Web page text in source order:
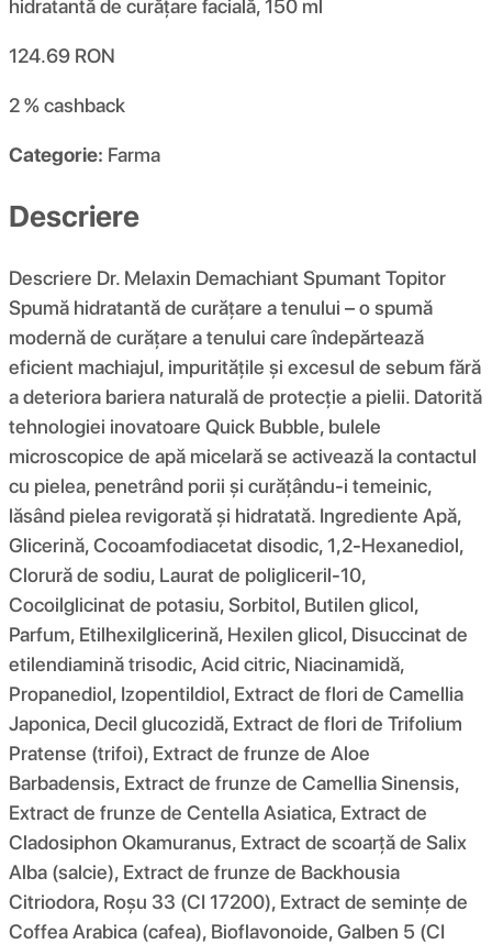
124.69 RON
2 %cashback
Categorie: Farma
Descriere
Descriere Dr. Melaxin Demachiant Spumant Topitor
Spumă hidratantă de curățare a tenului – o spumă
modernă de curățare a tenului care îndepărtează
eficient machiajul, impuritățile și excesul de sebum fără
a deteriora bariera naturală de protecție a pielii. Datorită
tehnologiei inovatoare Quick Bubble, bulele
microscopice de apă micelară se activează la contactul
cu pielea, penetrând porii și curățându-i temeinic,
lăsând pielea revigorată și hidratată. Ingrediente Apă,
Glicerină, Cocoamfodiacetat disodic, 1,2-Hexanediol,
Clorură de sodiu, Laurat de poligliceril-10,
Cocoilglicinat de potasiu, Sorbitol, Butilen glicol,
Parfum, Etilhexilglicerină, Hexilen glicol, Disuccinat de
etilendiamină trisodic, Acid citric, Niacinamidă,
Propanediol, Izopentildiol, Extract de flori de Camellia
Japonica, Decil glucozidă, Extract de flori de Trifolium
Pratense (trifoi), Extract de frunze de Aloe
Barbadensis, Extract de frunze de Camellia Sinensis,
Extract de frunze de Centella Asiatica, Extract de
Cladosiphon Okamuranus, Extract de scoarță de Salix
Alba (salcie), Extract de frunze de Backhousia
Citriodora, Roșu 33 (CI 17200), Extract de semințe de
Coffea Arabica (cafea), Bioflavonoide, Galben 5 (CI